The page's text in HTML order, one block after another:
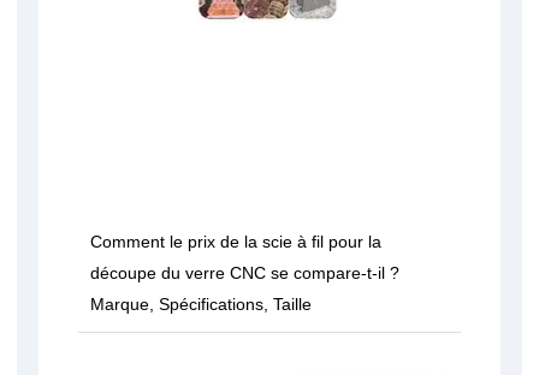
Comment le prix de la scie à fil pour la
découpe du verre CNC se compare-t-il ?
Marque, Spécifications, Taille